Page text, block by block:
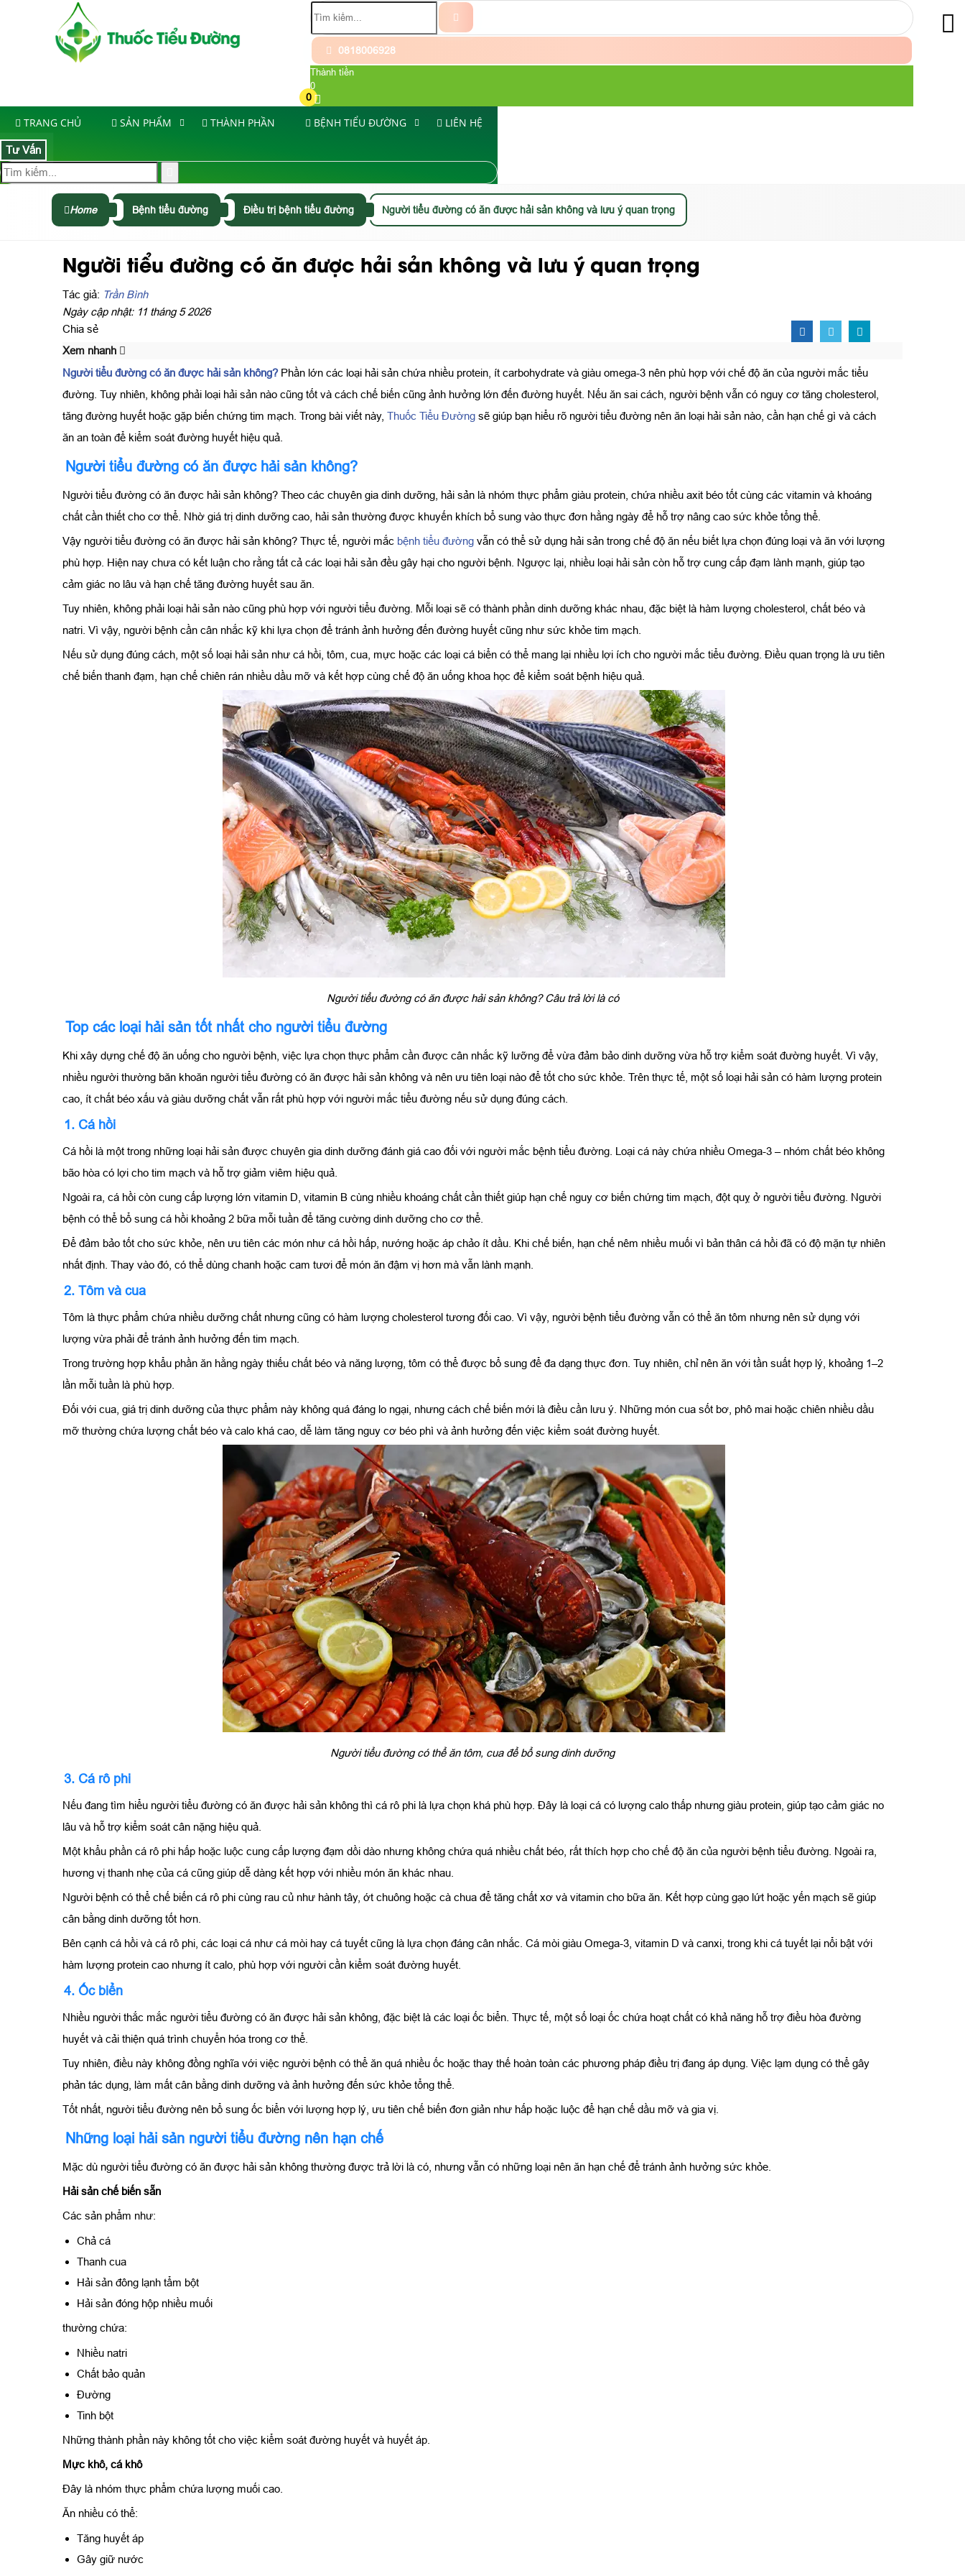
0818006928
Thành tiền
0
0
TRANG CHỦ SẢN PHẨM THÀNH PHẦN BỆNH TIỂU ĐƯỜNG LIÊN HỆ
Tư Vấn
Home Bệnh tiểu đường Điều trị bệnh tiểu đường Người tiểu đường có ăn được hải sản không và lưu ý quan trọng
Người tiểu đường có ăn được hải sản không và lưu ý quan trọng
Tác giả: Trần Bình
Ngày cập nhật: 11 tháng 5 2026
Chia sẻ
Xem nhanh
Người tiểu đường có ăn được hải sản không? Phần lớn các loại hải sản chứa nhiều protein, ít carbohydrate và giàu omega-3 nên phù hợp với chế độ ăn của người mắc tiểu
đường. Tuy nhiên, không phải loại hải sản nào cũng tốt và cách chế biến cũng ảnh hưởng lớn đến đường huyết. Nếu ăn sai cách, người bệnh vẫn có nguy cơ tăng cholesterol,
tăng đường huyết hoặc gặp biến chứng tim mạch. Trong bài viết này, Thuốc Tiểu Đường sẽ giúp bạn hiểu rõ người tiểu đường nên ăn loại hải sản nào, cần hạn chế gì và cách
ăn an toàn để kiểm soát đường huyết hiệu quả.
Người tiểu đường có ăn được hải sản không?
Người tiểu đường có ăn được hải sản không? Theo các chuyên gia dinh dưỡng, hải sản là nhóm thực phẩm giàu protein, chứa nhiều axit béo tốt cùng các vitamin và khoáng
chất cần thiết cho cơ thể. Nhờ giá trị dinh dưỡng cao, hải sản thường được khuyến khích bổ sung vào thực đơn hằng ngày để hỗ trợ nâng cao sức khỏe tổng thể.
Vậy người tiểu đường có ăn được hải sản không? Thực tế, người mắc bệnh tiểu đường vẫn có thể sử dụng hải sản trong chế độ ăn nếu biết lựa chọn đúng loại và ăn với lượng
phù hợp. Hiện nay chưa có kết luận cho rằng tất cả các loại hải sản đều gây hại cho người bệnh. Ngược lại, nhiều loại hải sản còn hỗ trợ cung cấp đạm lành mạnh, giúp tạo
cảm giác no lâu và hạn chế tăng đường huyết sau ăn.
Tuy nhiên, không phải loại hải sản nào cũng phù hợp với người tiểu đường. Mỗi loại sẽ có thành phần dinh dưỡng khác nhau, đặc biệt là hàm lượng cholesterol, chất béo và
natri. Vì vậy, người bệnh cần cân nhắc kỹ khi lựa chọn để tránh ảnh hưởng đến đường huyết cũng như sức khỏe tim mạch.
Nếu sử dụng đúng cách, một số loại hải sản như cá hồi, tôm, cua, mực hoặc các loại cá biển có thể mang lại nhiều lợi ích cho người mắc tiểu đường. Điều quan trọng là ưu tiên
chế biến thanh đạm, hạn chế chiên rán nhiều dầu mỡ và kết hợp cùng chế độ ăn uống khoa học để kiểm soát bệnh hiệu quả.
Người tiểu đường có ăn được hải sản không? Câu trả lời là có
Top các loại hải sản tốt nhất cho người tiểu đường
Khi xây dựng chế độ ăn uống cho người bệnh, việc lựa chọn thực phẩm cần được cân nhắc kỹ lưỡng để vừa đảm bảo dinh dưỡng vừa hỗ trợ kiểm soát đường huyết. Vì vậy,
nhiều người thường băn khoăn người tiểu đường có ăn được hải sản không và nên ưu tiên loại nào để tốt cho sức khỏe. Trên thực tế, một số loại hải sản có hàm lượng protein
cao, ít chất béo xấu và giàu dưỡng chất vẫn rất phù hợp với người mắc tiểu đường nếu sử dụng đúng cách.
1. Cá hồi
Cá hồi là một trong những loại hải sản được chuyên gia dinh dưỡng đánh giá cao đối với người mắc bệnh tiểu đường. Loại cá này chứa nhiều Omega-3 – nhóm chất béo không
bão hòa có lợi cho tim mạch và hỗ trợ giảm viêm hiệu quả.
Ngoài ra, cá hồi còn cung cấp lượng lớn vitamin D, vitamin B cùng nhiều khoáng chất cần thiết giúp hạn chế nguy cơ biến chứng tim mạch, đột quỵ ở người tiểu đường. Người
bệnh có thể bổ sung cá hồi khoảng 2 bữa mỗi tuần để tăng cường dinh dưỡng cho cơ thể.
Để đảm bảo tốt cho sức khỏe, nên ưu tiên các món như cá hồi hấp, nướng hoặc áp chảo ít dầu. Khi chế biến, hạn chế nêm nhiều muối vì bản thân cá hồi đã có độ mặn tự nhiên
nhất định. Thay vào đó, có thể dùng chanh hoặc cam tươi để món ăn đậm vị hơn mà vẫn lành mạnh.
2. Tôm và cua
Tôm là thực phẩm chứa nhiều dưỡng chất nhưng cũng có hàm lượng cholesterol tương đối cao. Vì vậy, người bệnh tiểu đường vẫn có thể ăn tôm nhưng nên sử dụng với
lượng vừa phải để tránh ảnh hưởng đến tim mạch.
Trong trường hợp khẩu phần ăn hằng ngày thiếu chất béo và năng lượng, tôm có thể được bổ sung để đa dạng thực đơn. Tuy nhiên, chỉ nên ăn với tần suất hợp lý, khoảng 1–2
lần mỗi tuần là phù hợp.
Đối với cua, giá trị dinh dưỡng của thực phẩm này không quá đáng lo ngại, nhưng cách chế biến mới là điều cần lưu ý. Những món cua sốt bơ, phô mai hoặc chiên nhiều dầu
mỡ thường chứa lượng chất béo và calo khá cao, dễ làm tăng nguy cơ béo phì và ảnh hưởng đến việc kiểm soát đường huyết.
Người tiểu đường có thể ăn tôm, cua để bổ sung dinh dưỡng
3. Cá rô phi
Nếu đang tìm hiểu người tiểu đường có ăn được hải sản không thì cá rô phi là lựa chọn khá phù hợp. Đây là loại cá có lượng calo thấp nhưng giàu protein, giúp tạo cảm giác no
lâu và hỗ trợ kiểm soát cân nặng hiệu quả.
Một khẩu phần cá rô phi hấp hoặc luộc cung cấp lượng đạm dồi dào nhưng không chứa quá nhiều chất béo, rất thích hợp cho chế độ ăn của người bệnh tiểu đường. Ngoài ra,
hương vị thanh nhẹ của cá cũng giúp dễ dàng kết hợp với nhiều món ăn khác nhau.
Người bệnh có thể chế biến cá rô phi cùng rau củ như hành tây, ớt chuông hoặc cà chua để tăng chất xơ và vitamin cho bữa ăn. Kết hợp cùng gạo lứt hoặc yến mạch sẽ giúp
cân bằng dinh dưỡng tốt hơn.
Bên cạnh cá hồi và cá rô phi, các loại cá như cá mòi hay cá tuyết cũng là lựa chọn đáng cân nhắc. Cá mòi giàu Omega-3, vitamin D và canxi, trong khi cá tuyết lại nổi bật với
hàm lượng protein cao nhưng ít calo, phù hợp với người cần kiểm soát đường huyết.
4. Ốc biển
Nhiều người thắc mắc người tiểu đường có ăn được hải sản không, đặc biệt là các loại ốc biển. Thực tế, một số loại ốc chứa hoạt chất có khả năng hỗ trợ điều hòa đường
huyết và cải thiện quá trình chuyển hóa trong cơ thể.
Tuy nhiên, điều này không đồng nghĩa với việc người bệnh có thể ăn quá nhiều ốc hoặc thay thế hoàn toàn các phương pháp điều trị đang áp dụng. Việc lạm dụng có thể gây
phản tác dụng, làm mất cân bằng dinh dưỡng và ảnh hưởng đến sức khỏe tổng thể.
Tốt nhất, người tiểu đường nên bổ sung ốc biển với lượng hợp lý, ưu tiên chế biến đơn giản như hấp hoặc luộc để hạn chế dầu mỡ và gia vị.
Những loại hải sản người tiểu đường nên hạn chế
Mặc dù người tiểu đường có ăn được hải sản không thường được trả lời là có, nhưng vẫn có những loại nên ăn hạn chế để tránh ảnh hưởng sức khỏe.
Hải sản chế biến sẵn
Các sản phẩm như:
Chả cá
Thanh cua
Hải sản đông lạnh tẩm bột
Hải sản đóng hộp nhiều muối
thường chứa:
Nhiều natri
Chất bảo quản
Đường
Tinh bột
Những thành phần này không tốt cho việc kiểm soát đường huyết và huyết áp.
Mực khô, cá khô
Đây là nhóm thực phẩm chứa lượng muối cao.
Ăn nhiều có thể:
Tăng huyết áp
Gây giữ nước